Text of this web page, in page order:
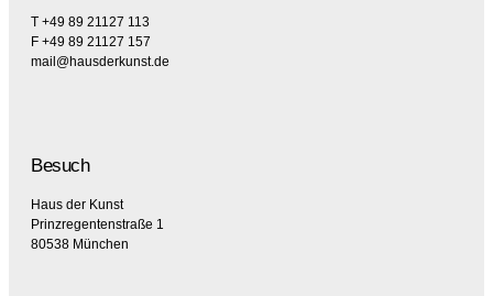
T +49 89 21127 113
F +49 89 21127 157
mail@hausderkunst.de
Besuch
Haus der Kunst
Prinzregentenstraße 1
80538 München